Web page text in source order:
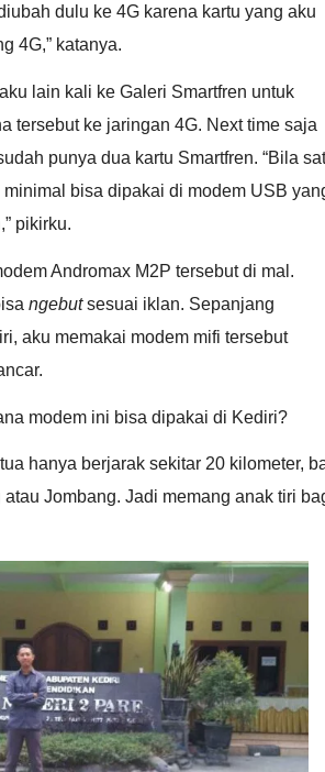
dulu ke 4G karena kartu yang aku
4G,” katanya.
lain kali ke Galeri Smartfren untuk
tersebut ke jaringan 4G. Next time saja
punya dua kartu Smartfren. “Bila
bisa dipakai di modem USB
pikirku.
Andromax M2P tersebut di mal.
ngebutsesuai iklan. Sepanjang
aku memakai modem mifi tersebut
modem ini bisa dipakai di Kediri?
hanya berjarak sekitar 20 kilometer,
Jombang. Jadi memang anak tiri